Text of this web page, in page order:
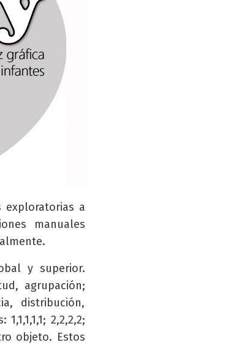
exploratorias a
manuales
y superior.
agrupación;
distribución,
2,2,2,2;
objeto. Estos